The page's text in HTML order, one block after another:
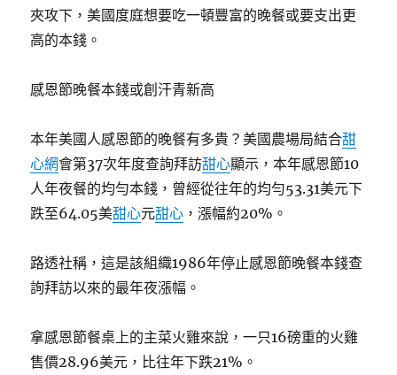
夾攻下，美國度庭想要吃一頓豐富的晚餐或要支出更
高的本錢。
感恩節晚餐本錢或創汗青新高
本年美國人感恩節的晚餐有多貴？美國農場局結合甜
心網會第37次年度查詢拜訪甜心顯示，本年感恩節10
人年夜餐的均勻本錢，曾經從往年的均勻53.31美元下
跌至64.05美甜心元甜心 ，漲幅約20%。
路透社稱，這是該組織1986年停止感恩節晚餐本錢查
詢拜訪以來的最年夜漲幅。
拿感恩節餐桌上的主菜火雞來說，一只16磅重的火雞
售價28.96美元，比往年下跌21%。